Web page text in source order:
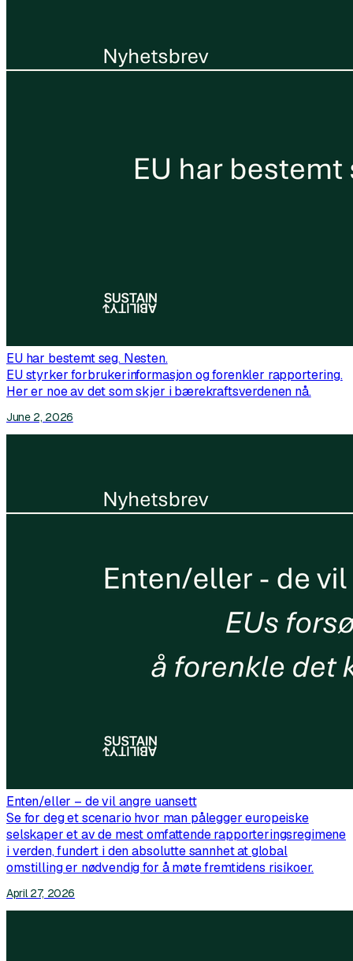
EU har bestemt seg. Nesten.
EU styrker forbrukerinformasjon og forenkler rapportering.
Her er noe av det som skjer i bærekraftsverdenen nå.
June 2, 2026
Enten/eller – de vil angre uansett
Se for deg et scenario hvor man pålegger europeiske
selskaper et av de mest omfattende rapporteringsregimene
i verden, fundert i den absolutte sannhet at global
omstilling er nødvendig for å møte fremtidens risikoer.
April 27, 2026